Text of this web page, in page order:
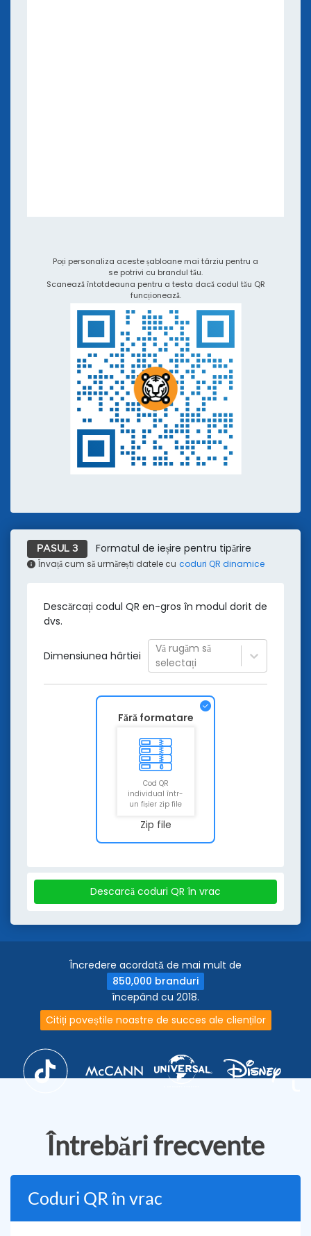
Poți personaliza aceste șabloane mai târziu pentru a
se potrivi cu brandul tău.
Scanează întotdeauna pentru a testa dacă codul tău QR
funcționează.
PASUL 3 Formatul de ieșire pentru tipărire
Învață cum să urmărești datele cu coduri QR dinamice
Descărcați codul QR en-gros în modul dorit de
dvs.
Dimensiunea hârtiei
Vă rugăm să
selectați
Fără formatare
Cod QR
individual într-
un fișier zip file
Zip file
Descarcă coduri QR în vrac
Încredere acordată de mai mult de
850,000 branduri
începând cu 2018.
Citiți poveștile noastre de succes ale clienților
Întrebări frecvente
Coduri QR în vrac